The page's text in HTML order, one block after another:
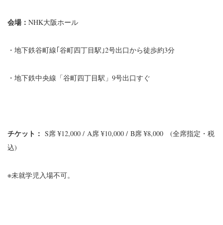
会場： NHK大阪ホール
・地下鉄谷町線｢谷町四丁目駅｣2号出口から徒歩約3分
・地下鉄中央線「谷町四丁目駅」9号出口すぐ
チケット： S席 ¥12,000 / A席 ¥10,000 / B席 ¥8,000 (全席指定・税
込)
※未就学児入場不可。